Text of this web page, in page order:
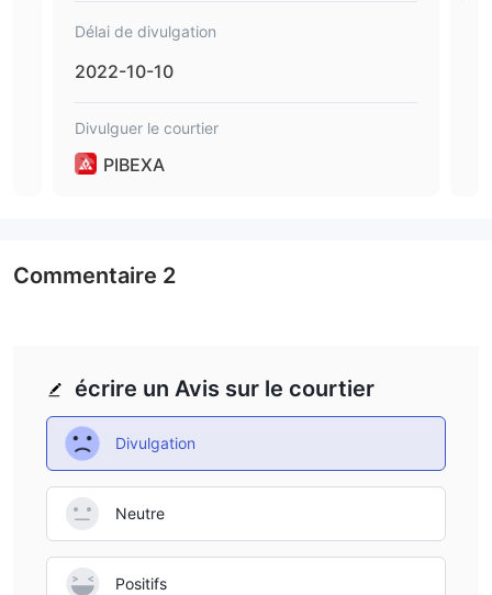
Délai de divulgation
2022-10-10
Divulguer le courtier
PIBEXA
écrire un Avis sur le courtier
Divulgation
Neutre
Positifs
Commentaire 2